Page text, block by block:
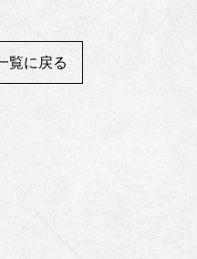
覧に戻る